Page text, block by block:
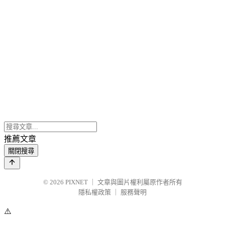
推薦文章
關閉搜尋
© 2026 PIXNET
文章與圖片權利屬原作者所有
隱私權政策
服務聲明
⚠️